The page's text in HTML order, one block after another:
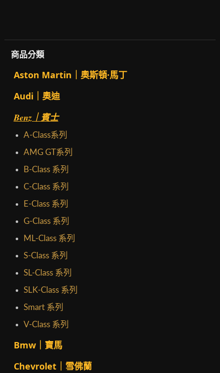
商品分類
Aston Martin｜奧斯頓·馬丁
Audi｜奧迪
Benz｜賓士
A-Class系列
AMG GT系列
B-Class 系列
C-Class 系列
E-Class 系列
G-Class 系列
ML-Class 系列
S-Class 系列
SL-Class 系列
SLK-Class 系列
Smart 系列
V-Class 系列
Bmw｜寶馬
Chevrolet｜雪佛蘭